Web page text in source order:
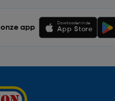
app
Downloaden in de
App Store